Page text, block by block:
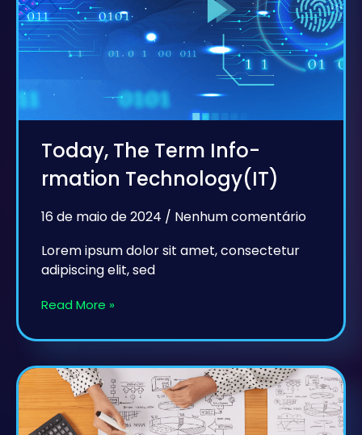
Today, The Term Info-
rmation Technology(IT)
16 de maio de 2024
Nenhum comentário
Lorem ipsum dolor sit amet, consectetur
adipiscing elit, sed
Read More »